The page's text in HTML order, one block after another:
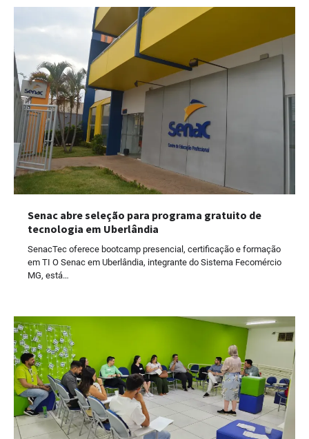
Senac abre seleção para programa gratuito de
tecnologia em Uberlândia
SenacTec oferece bootcamp presencial, certificação e formação
em TI O Senac em Uberlândia, integrante do Sistema Fecomércio
MG, está…